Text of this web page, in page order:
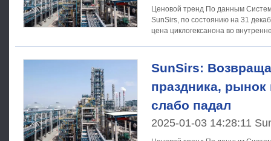
Ценовой тренд По данным Системы анализа товарных рынков
SunSirs, по состоянию на 31
цена циклогексанона во
SunSirs:
праздника, рынок
слабо падал
2025-01-03 14:28:11